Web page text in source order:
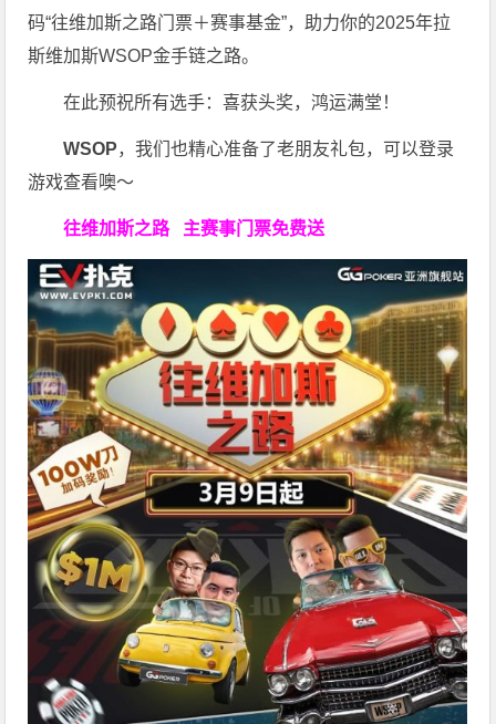
码“往维加斯之路门票＋赛事基金”，助力你的2025年拉
斯维加斯WSOP金手链之路。
在此预祝所有选手：喜获头奖，鸿运满堂！
WSOP，我们也精心准备了老朋友礼包，可以登录
游戏查看噢～
往维加斯之路 主赛事门票免费送